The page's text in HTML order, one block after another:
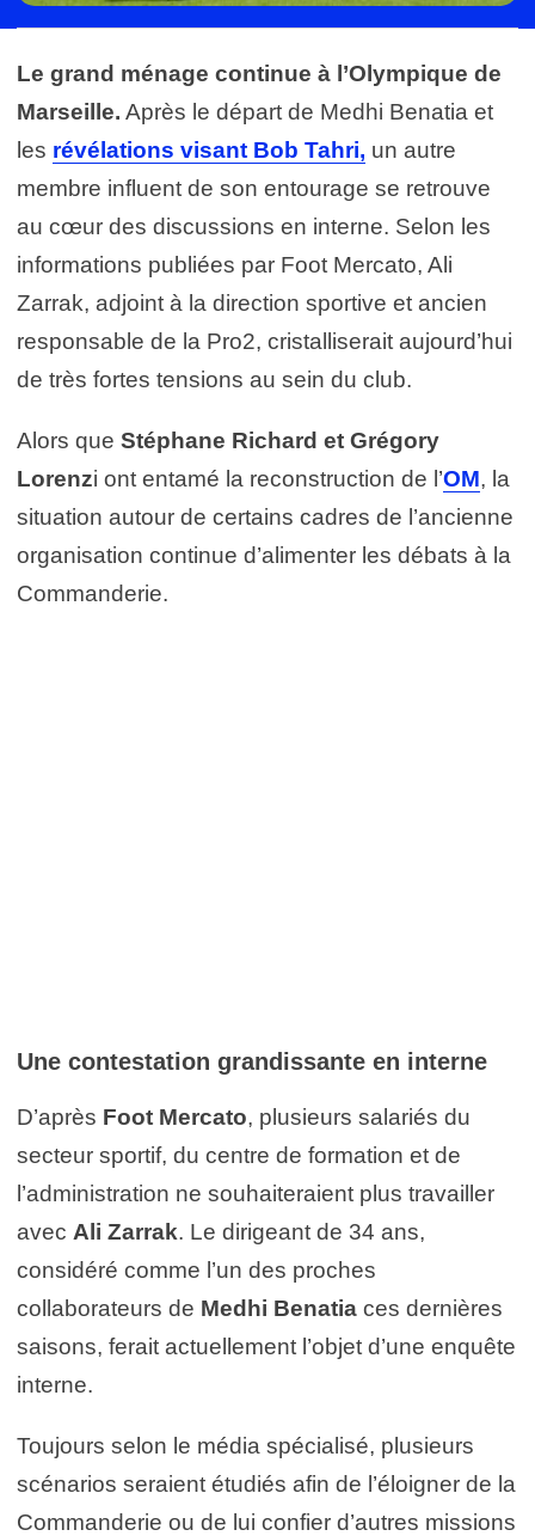
Le grand ménage continue à l’Olympique de
Marseille. Après le départ de Medhi Benatia et
les révélations visant Bob Tahri, un autre
membre influent de son entourage se retrouve
au cœur des discussions en interne. Selon les
informations publiées par Foot Mercato, Ali
Zarrak, adjoint à la direction sportive et ancien
responsable de la Pro2, cristalliserait aujourd’hui
de très fortes tensions au sein du club.
Alors que Stéphane Richard et Grégory
Lorenzi ont entamé la reconstruction de l’OM, la
situation autour de certains cadres de l’ancienne
organisation continue d’alimenter les débats à la
Commanderie.
Une contestation grandissante en interne
D’après Foot Mercato, plusieurs salariés du
secteur sportif, du centre de formation et de
l’administration ne souhaiteraient plus travailler
avec Ali Zarrak. Le dirigeant de 34 ans,
considéré comme l’un des proches
collaborateurs de Medhi Benatia ces dernières
saisons, ferait actuellement l’objet d’une enquête
interne.
Toujours selon le média spécialisé, plusieurs
scénarios seraient étudiés afin de l’éloigner de la
Commanderie ou de lui confier d’autres missions